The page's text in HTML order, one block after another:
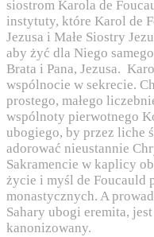
siostrom Karola de
instytuty, które Karol de
Jezusa i Małe Siostry
aby żyć dla Niego
Brata i Pana, Jezusa.
wspólnocie w sekrecie.
prostego, małego
wspólnoty pierwotnego
ubogiego, by przez liche
adorować nieustannie
Sakramencie w kaplicy
życie i myśl de Foucauld
monastycznych. A
Sahary ubogi eremita,
kanonizowany.